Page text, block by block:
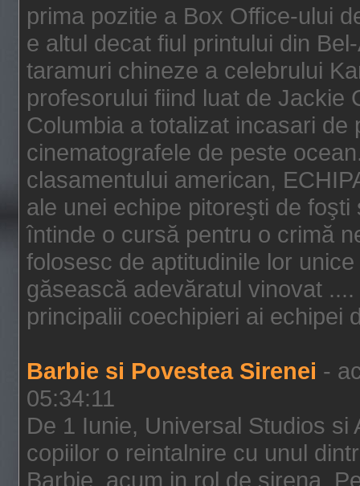
prima pozitie a Box Office-ului
e altul decat fiul printului din
taramuri chineze a celebrului
profesorului fiind luat de Jackie
Columbia a totalizat incasari
cinematografele de peste
clasamentului american,
ale unei echipe pitoreşti de
întinde o cursă pentru o crimă
folosesc de aptitudinile lor
găsească adevăratul vinovat
principalii coechipieri ai echipei
Barbie si Povestea Sirenei -
05:34:11
De 1 Iunie, Universal Studios si
copiilor o reintalnire cu unul
Barbie, acum in rol de sirena.